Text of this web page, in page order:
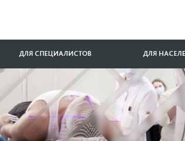
ДЛЯ СПЕЦИАЛИСТОВ ДЛЯ